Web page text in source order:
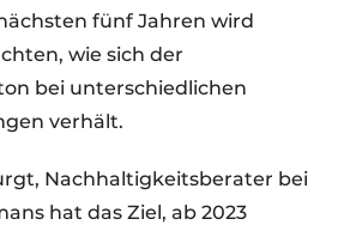
fünf Jahren wird
wie sich der
bei unterschiedlichen
verhält.
Nachhaltigkeitsberater bei
hat das Ziel, ab 2023